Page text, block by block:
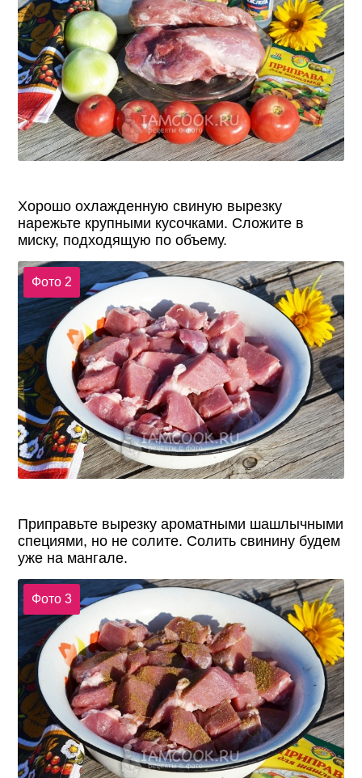
Хорошо охлажденную свиную вырезку
нарежьте крупными кусочками. Сложите в
миску, подходящую по объему.
Фото 2
Приправьте вырезку ароматными шашлычными
специями, но не солите. Солить свинину будем
уже на мангале.
Фото 3